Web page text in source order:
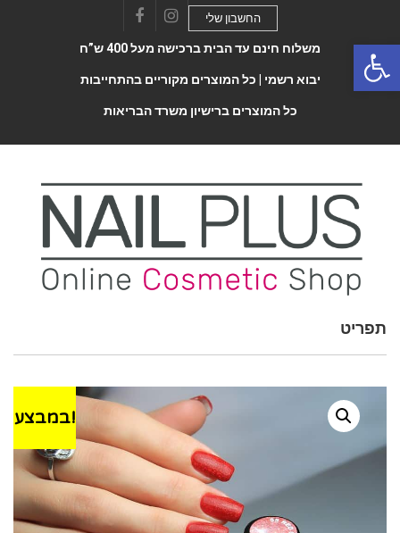
FacebookInstagram
החשבון שלי
משלוח חינם עד הבית ברכישה מעל 400 ש”ח
יבוא רשמי | כל המוצרים מקוריים בהתחייבות
כל המוצרים ברישיון משרד הבריאות
Toggle
תפריט
במבצע!